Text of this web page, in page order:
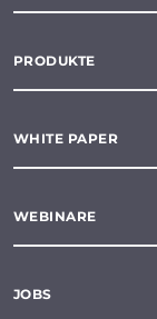
PRODUKTE
WHITE PAPER
WEBINARE
JOBS